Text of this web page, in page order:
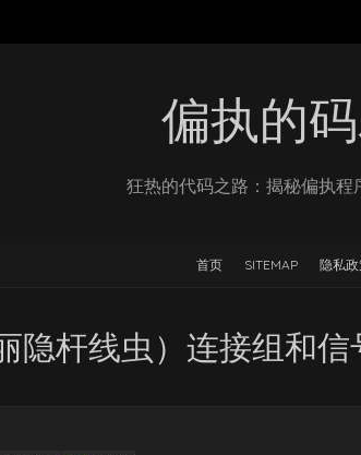
偏执的
狂热的代码之路：揭秘偏执程
首页 SITEMAP 隐私政
隐杆线虫）连接组和